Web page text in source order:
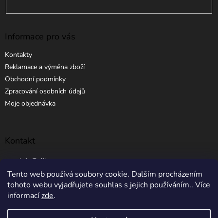
Tento web používá soubory cookie. Dalším procházením
tohoto webu vyjadřujete souhlas s jejich používáním.. Více
informacízde.
Informace pro vás
Kontakty
Reklamace a výměna zboží
Obchodní podmínky
Zpracování osobních údajů
Moje objednávka
Kontakt
info @ elibros.cz
+420 734 184 444